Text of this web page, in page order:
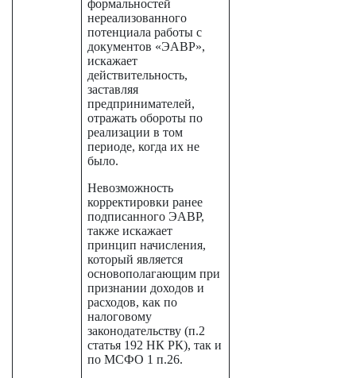
формальностей
нереализованного
потенциала работы с
документов «ЭАВР»,
искажает
действительность,
заставляя
предпринимателей,
отражать обороты по
реализации в том
периоде, когда их не
было.
Невозможность
корректировки ранее
подписанного ЭАВР,
также искажает
принцип начисления,
который является
основополагающим при
признании доходов и
расходов, как по
налоговому
законодательству (п.2
статья 192 НК РК), так и
по МСФО 1 п.26.